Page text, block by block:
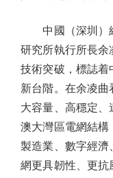
中國（深圳）綜
研究所執行所長余
技術突破，標誌着
新台階。在余凌
大容量、高穩定
澳大灣區電網結構
製造業、數字經濟
網更具韌性、更抗